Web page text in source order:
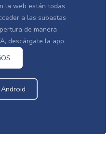
la web están todas
a las subastas
de manera
descárgate la app.